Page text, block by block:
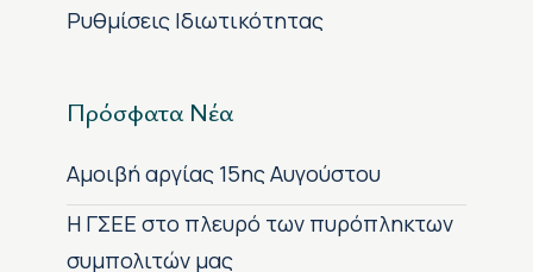
Ρυθμίσεις Ιδιωτικότητας
Πρόσφατα Νέα
Αμοιβή αργίας 15ης Αυγούστου
H ΓΣΕΕ στο πλευρό των πυρόπληκτων
συμπολιτών μας